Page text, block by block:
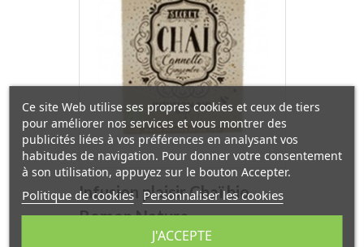
Infusion plaisir Chaï bio
Romon Nature
Ce site Web utilise ses propres cookies et ceux de tiers
pour améliorer nos services et vous montrer des
publicités liées à vos préférences en analysant vos
habitudes de navigation. Pour donner votre consentement
à son utilisation, appuyez sur le bouton Accepter.
Politique de cookies Personnaliser les cookies
J'ACCEPTE